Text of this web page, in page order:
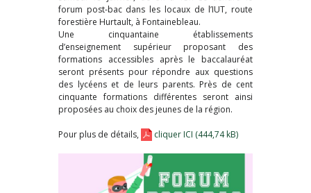
forum post-bac dans les locaux de l’IUT, route
forestière Hurtault, à Fontainebleau.
Une cinquantaine établissements
d’enseignement supérieur proposant des
formations accessibles après le baccalauréat
seront présents pour répondre aux questions
des lycéens et de leurs parents. Près de cent
cinquante formations différentes seront ainsi
proposées au choix des jeunes de la région.
Pour plus de détails, cliquer ICI